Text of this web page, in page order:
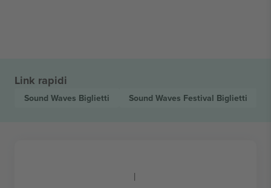
Link rapidi
Sound Waves Biglietti Sound Waves Festival Biglietti